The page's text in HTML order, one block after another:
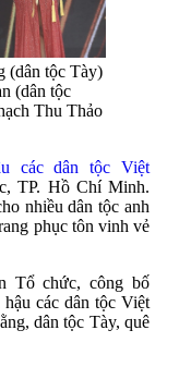
(dân tộc Tày)
(dân tộc
Thu Thảo
các dân tộc Việt
TP. Hồ Chí Minh.
nhiều dân tộc anh
phục tôn vinh vẻ
Tổ chức, công bố
các dân tộc Việt
dân tộc Tày, quê